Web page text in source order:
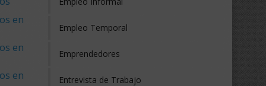
en
en
en
Empleo Temporal
Emprendedores
Entrevista de Trabajo